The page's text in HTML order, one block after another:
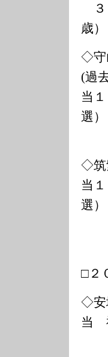
３
歳）
◇守
(過
当
選）
６
◇筑
当
選）
８
７
□２
◇安
当